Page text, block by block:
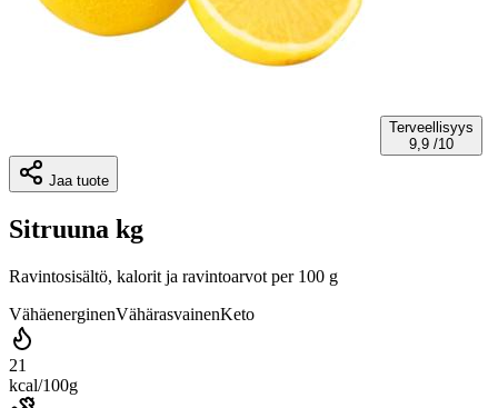
Terveellisyys
9,9 /10
Jaa tuote
Sitruuna kg
Ravintosisältö, kalorit ja ravintoarvot per 100 g
VähäenerginenVähärasvainenKeto
21
kcal/100g